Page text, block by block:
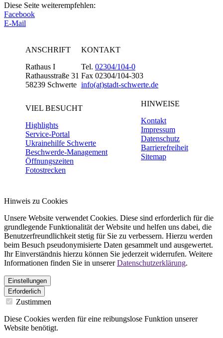
Diese Seite weiterempfehlen:
Facebook
E-Mail
ANSCHRIFT
Rathaus I
Rathausstraße 31
58239 Schwerte
KONTAKT
Tel. 02304/104-0
Fax 02304/104-303
info(at)stadt-schwerte.de
VIEL BESUCHT
Highlights
Service-Portal
Ukrainehilfe Schwerte
Beschwerde-Management
Öffnungszeiten
Fotostrecken
HINWEISE
Kontakt
Impressum
Datenschutz
Barrierefreiheit
Sitemap
Hinweis zu Cookies
Unsere Website verwendet Cookies. Diese sind erforderlich für die
grundlegende Funktionalität der Website und helfen uns dabei, die
Benutzerfreundlichkeit stetig für Sie zu verbessern. Hierzu werden
beim Besuch pseudonymisierte Daten gesammelt und ausgewertet.
Ihr Einverständnis hierzu können Sie jederzeit widerrufen. Weitere
Informationen finden Sie in unsererDatenschutzerklärung.
Einstellungen
Erforderlich
Zustimmen
Diese Cookies werden für eine reibungslose Funktion unserer
Website benötigt.